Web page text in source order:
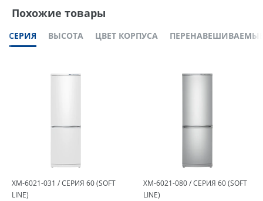
Похожие товары
СЕРИЯ ВЫСОТА ЦВЕТ КОРПУСА
ХМ-6021-031 / СЕРИЯ 60 (SOFT
LINE)
ХМ-6021-080 / СЕРИЯ 60 (SOFT
LINE)